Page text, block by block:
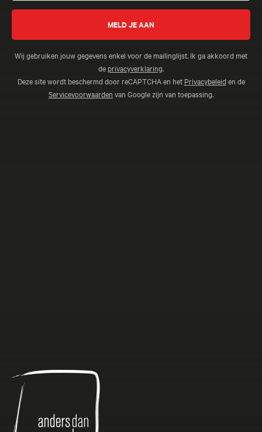
Wij gebruiken jouw gegevens enkel voor de mailinglijst. Ik ga akkoord met
de privacyverklaring.
Deze site wordt beschermd door reCAPTCHA en het Privacybeleid en de
Servicevoorwaarden van Google zijn van toepassing.
Anders
dan
Anders